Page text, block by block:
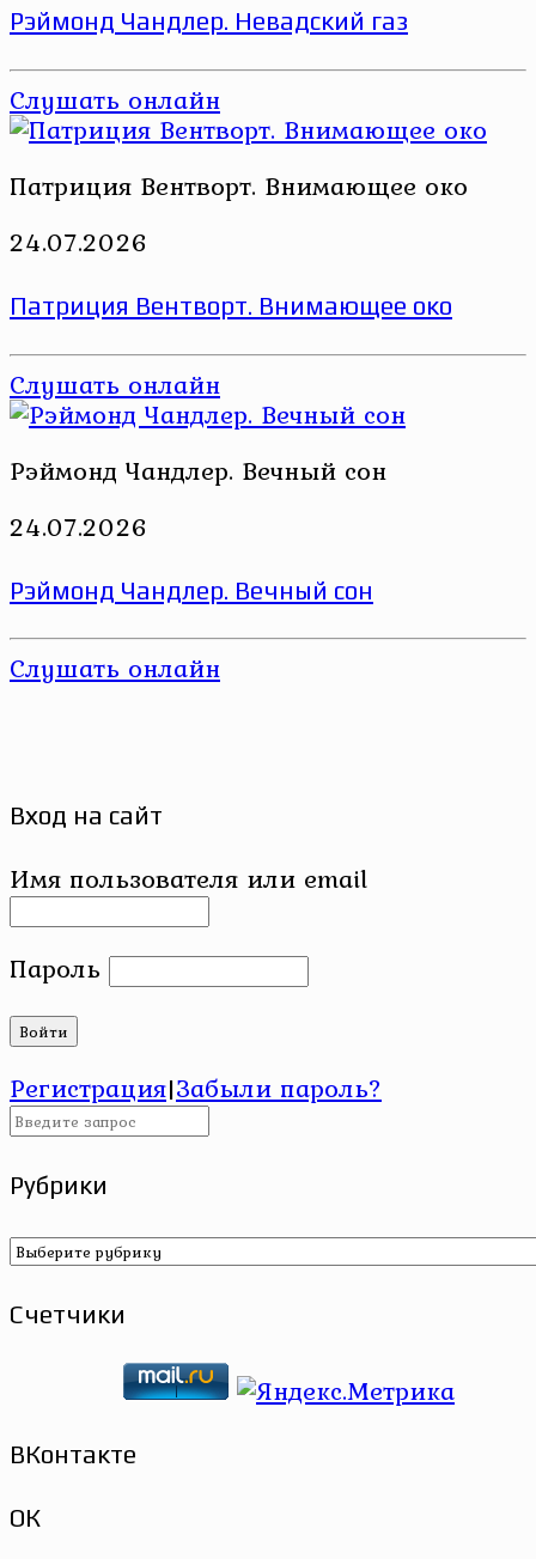
Рэймонд Чандлер. Невадский газ
Слушать онлайн
Патриция Вентворт. Внимающее око
24.07.2026
Патриция Вентворт. Внимающее око
Слушать онлайн
Рэймонд Чандлер. Вечный сон
24.07.2026
Рэймонд Чандлер. Вечный сон
Слушать онлайн
Вход на сайт
Имя пользователя или email
Пароль
Регистрация|Забыли пароль?
Рубрики
Рубрики
Счетчики
ВКонтакте
ОК